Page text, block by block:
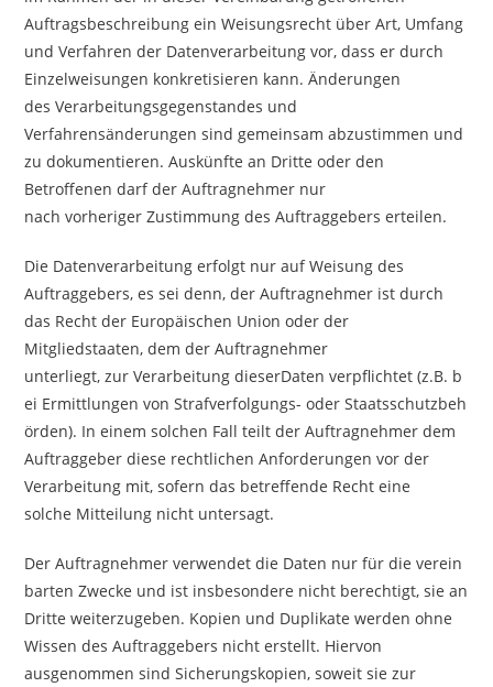
Auftragsbeschreibung ein Weisungsrecht über Art, Umfang
und Verfahren der Datenverarbeitung vor, dass er durch
Einzelweisungen konkretisieren kann. Änderungen
des Verarbeitungsgegenstandes und
Verfahrensänderungen sind gemeinsam abzustimmen und
zu dokumentieren. Auskünfte an Dritte oder den
Betroffenen darf der Auftragnehmer nur
nach vorheriger Zustimmung des Auftraggebers erteilen.
Die Datenverarbeitung erfolgt nur auf Weisung des
Auftraggebers, es sei denn, der Auftragnehmer ist durch
das Recht der Europäischen Union oder der
Mitgliedstaaten, dem der Auftragnehmer
unterliegt, zur Verarbeitung dieserDaten verpflichtet (z.B. b
ei Ermittlungen von Strafverfolgungs- oder Staatsschutzbeh
örden). In einem solchen Fall teilt der Auftragnehmer dem
Auftraggeber diese rechtlichen Anforderungen vor der
Verarbeitung mit, sofern das betreffende Recht eine
solche Mitteilung nicht untersagt.
Der Auftragnehmer verwendet die Daten nur für die verein
barten Zwecke und ist insbesondere nicht berechtigt, sie an
Dritte weiterzugeben. Kopien und Duplikate werden ohne
Wissen des Auftraggebers nicht erstellt. Hiervon
ausgenommen sind Sicherungskopien, soweit sie zur